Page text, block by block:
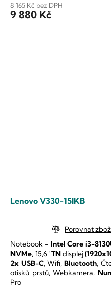
8 165 Kč bez DPH
9 880 Kč
Lenovo V330-15IKB
je
5,0
z
5
hvězdiček.
Porovnat
Notebook - Intel Core i3-
NVMe, 15,6"TN displej
2x USB-C, Wifi,Bluetooth,
otisků prstů, Webkamera,
Pro